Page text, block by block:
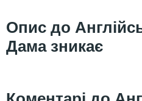
Дама зникає